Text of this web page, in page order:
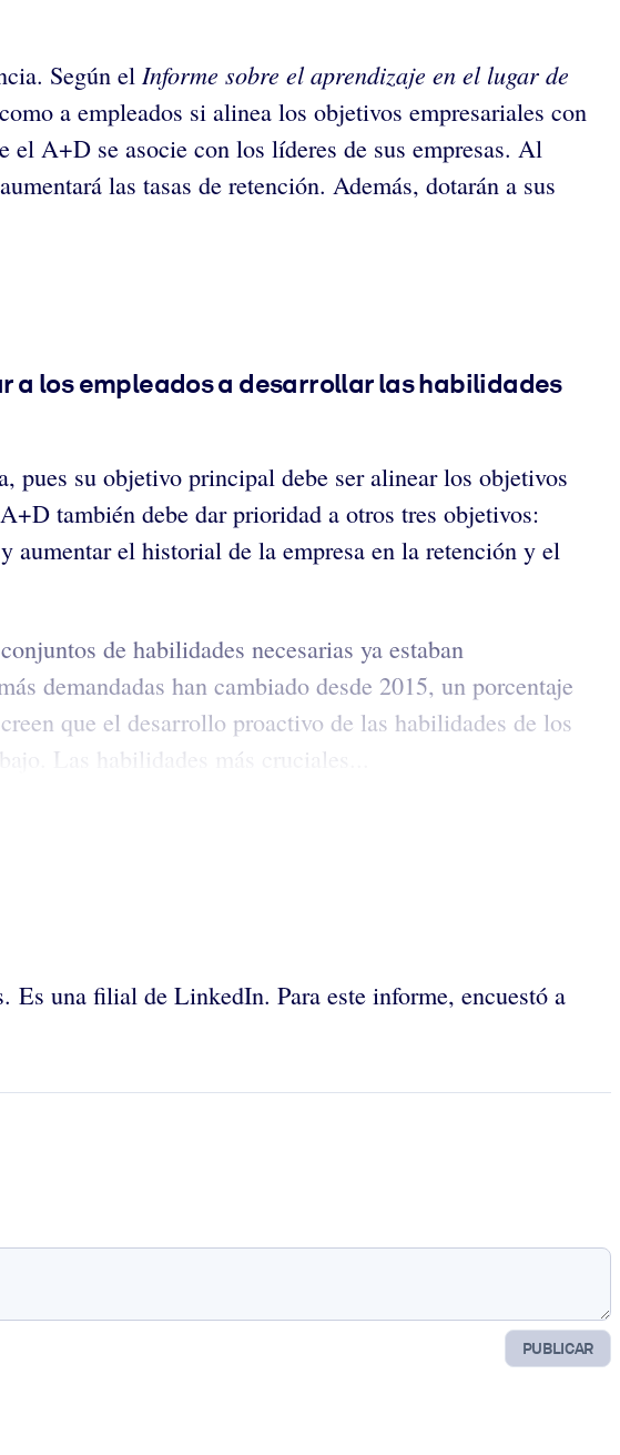
Según el Informe sobre el aprendizaje en el lugar de
a empleados si alinea los objetivos empresariales con
el A+D se asocie con los líderes de sus empresas. Al
las tasas de retención. Además, dotarán a sus
a los empleados a desarrollar las habilidades
pues su objetivo principal debe ser alinear los objetivos
también debe dar prioridad a otros tres objetivos:
aumentar el historial de la empresa en la retención y el
de habilidades necesarias ya estaban
demandadas han cambiado desde 2015, un porcentaje
que el desarrollo proactivo de las habilidades de los
Las habilidades más cruciales...
Es una filial de LinkedIn. Para este informe, encuestó a
PUBLICAR